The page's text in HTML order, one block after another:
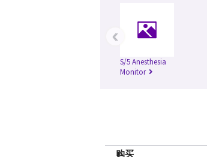
S/5 Anesthesia
Monitor
‹
购买